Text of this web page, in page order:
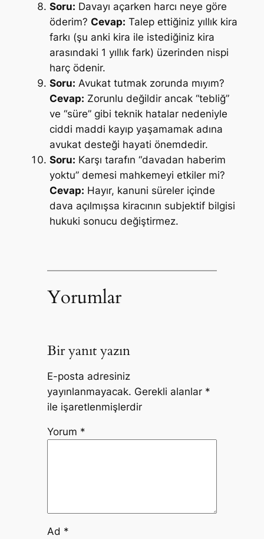
Soru: Davayı açarken harcı neye göre
öderim? Cevap: Talep ettiğiniz yıllık kira
farkı (şu anki kira ile istediğiniz kira
arasındaki 1 yıllık fark) üzerinden nispi
harç ödenir.
Soru: Avukat tutmak zorunda mıyım?
Cevap: Zorunlu değildir ancak “tebliğ”
ve “süre” gibi teknik hatalar nedeniyle
ciddi maddi kayıp yaşamamak adına
avukat desteği hayati önemdedir.
Soru: Karşı tarafın “davadan haberim
yoktu” demesi mahkemeyi etkiler mi?
Cevap: Hayır, kanuni süreler içinde
dava açılmışsa kiracının subjektif bilgisi
hukuki sonucu değiştirmez.
Yorumlar
Bir yanıt yazın
E-posta adresiniz
yayınlanmayacak. Gerekli alanlar *
ile işaretlenmişlerdir
Yorum *
Ad *